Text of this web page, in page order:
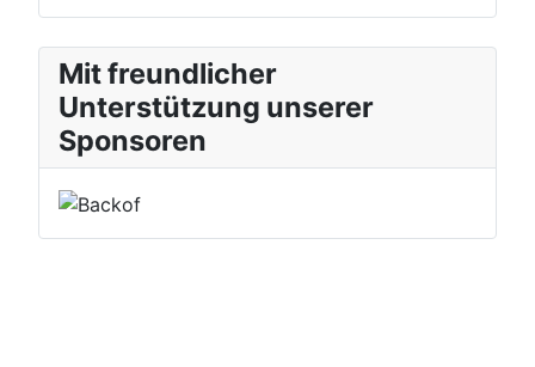
Mit freundlicher
Unterstützung unserer
Sponsoren